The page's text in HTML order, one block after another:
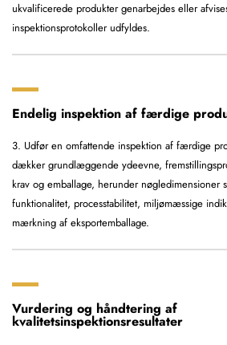
ukvalificerede produkter genarbejdes eller
inspektionsprotokoller udfyldes.
Endelig inspektion af færdige
3. Udfør en omfattende inspektion af færdige
dækker grundlæggende ydeevne,
krav og emballage, herunder nøgledimensioner
funktionalitet, processtabilitet, miljømæssige
mærkning af eksportemballage.
Vurdering og håndtering af
kvalitetsinspektionsresultater